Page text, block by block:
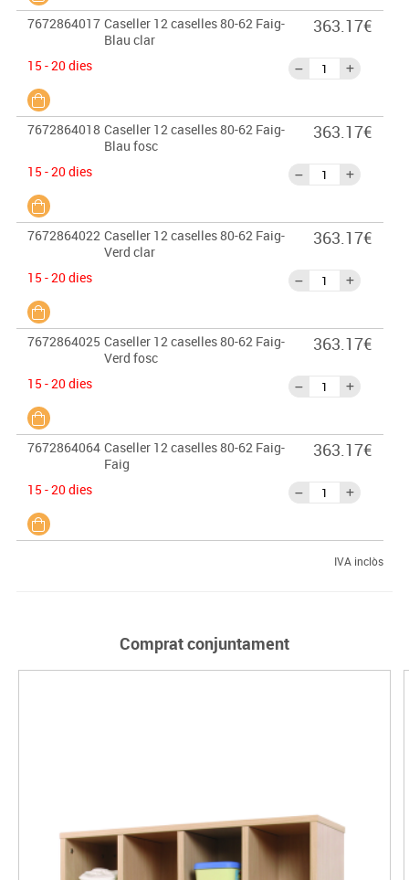
7672864017 Caseller 12 caselles 80-62 Faig-
Blau clar
15 - 20 dies
363.17€
7672864018 Caseller 12 caselles 80-62 Faig-
Blau fosc
15 - 20 dies
363.17€
7672864022 Caseller 12 caselles 80-62 Faig-
Verd clar
15 - 20 dies
363.17€
7672864025 Caseller 12 caselles 80-62 Faig-
Verd fosc
15 - 20 dies
363.17€
7672864064 Caseller 12 caselles 80-62 Faig-
Faig
15 - 20 dies
363.17€
IVA inclòs
Comprat conjuntament